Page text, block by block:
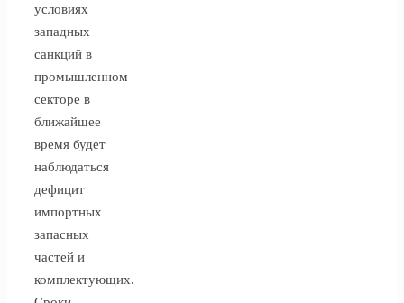
условиях
западных
санкций в
промышленном
секторе в
ближайшее
время будет
наблюдаться
дефицит
импортных
запасных
частей и
комплектующих.